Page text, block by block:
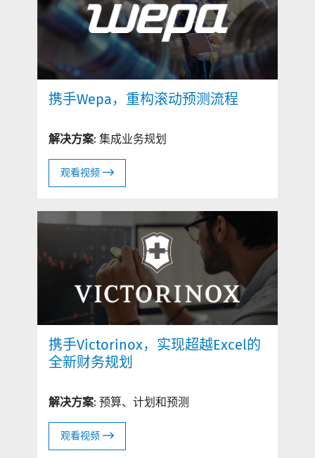
携手Wepa，重构滚动预测流程
解决方案: 集成业务规划
观看视频
携手Victorinox，实现超越Excel的
全新财务规划
解决方案: 预算、计划和预测
观看视频